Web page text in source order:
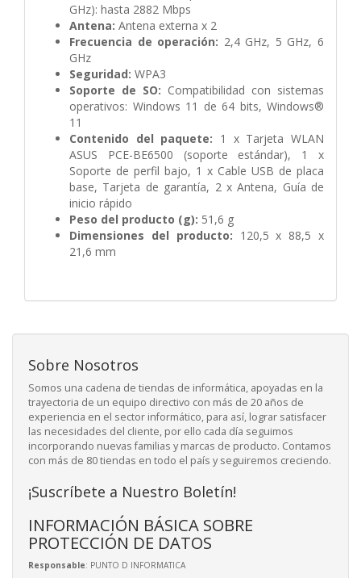
GHz): hasta 2882 Mbps
Antena: Antena externa x 2
Frecuencia de operación: 2,4 GHz, 5 GHz,6
GHz
Seguridad: WPA3
Soporte de SO: Compatibilidad con sistemas
operativos: Windows 11 de 64 bits, Windows®
11
Contenido del paquete: 1 x Tarjeta WLAN
ASUS PCE-BE6500 (soporte estándar), 1 x
Soporte de perfil bajo, 1 x Cable USB de placa
base, Tarjeta de garantía, 2 x Antena, Guía de
inicio rápido
Peso del producto (g): 51,6 g
Dimensiones del producto: 120,5 x 88,5 x
21,6 mm
Sobre Nosotros
Somos una cadena de tiendas de informática, apoyadas en la
trayectoria de un equipo directivo con más de 20 años de
experiencia en el sector informático, para así, lograr satisfacer
las necesidades del cliente, por ello cada día seguimos
incorporando nuevas familias y marcas de producto. Contamos
con más de 80 tiendas en todo el país y seguiremos creciendo.
¡Suscríbete a Nuestro Boletín!
INFORMACIÓN BÁSICA SOBRE
PROTECCIÓN DE DATOS
Responsable: PUNTO D INFORMATICA